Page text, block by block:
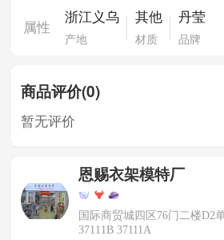
属性
浙江义乌
产地
其他
材质
丹莹
品牌
商品评价(0)
暂无评价
恩赐衣架模特厂
国际商贸城四区76门二楼D2
37111B 37111A